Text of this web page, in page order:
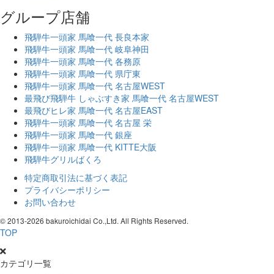
グループ店舗
飛騨牛一頭家 馬喰一代 長良本家
飛騨牛一頭家 馬喰一代 岐阜神田
飛騨牛一頭家 馬喰一代 各務原
飛騨牛一頭家 馬喰一代 県庁東
飛騨牛一頭家 馬喰一代 名古屋WEST
最飛び飛騨牛 しゃぶすき家 馬喰一代 名古屋WEST
最飛びヒレ家 馬喰一代 名古屋EAST
飛騨牛一頭家 馬喰一代 名古屋 栄
飛騨牛一頭家 馬喰一代 銀座
飛騨牛一頭家 馬喰一代 KITTE大阪
飛騨牛グリルばくろ
特定商取引法に基づく表記
プライバシーポリシー
お問い合わせ
© 2013-2026 bakuroichidai Co.,Ltd. All Rights Reserved.
TOP
カテゴリ一覧